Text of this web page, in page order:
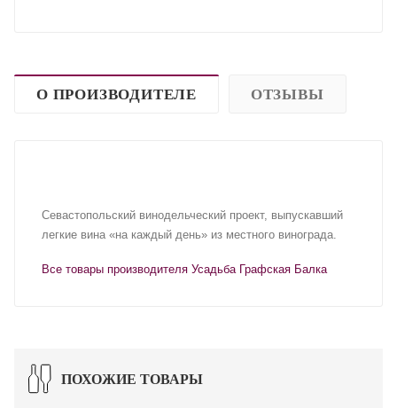
О ПРОИЗВОДИТЕЛЕ ОТЗЫВЫ
Севастопольский винодельческий проект, выпускавший
легкие вина «на каждый день» из местного винограда.
Все товары производителя Усадьба Графская Балка
ПОХОЖИЕ ТОВАРЫ